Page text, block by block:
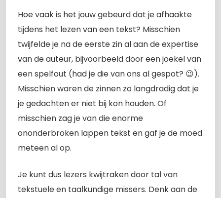
Hoe vaak is het jouw gebeurd dat je afhaakte
tijdens het lezen van een tekst? Misschien
twijfelde je na de eerste zin al aan de expertise
van de auteur, bijvoorbeeld door een joekel van
een spelfout (had je die van ons al gespot? 😉).
Misschien waren de zinnen zo langdradig dat je
je gedachten er niet bij kon houden. Of
misschien zag je van die enorme
ononderbroken lappen tekst en gaf je de moed
meteen al op.
Je kunt dus lezers kwijtraken door tal van
tekstuele en taalkundige missers. Denk aan de